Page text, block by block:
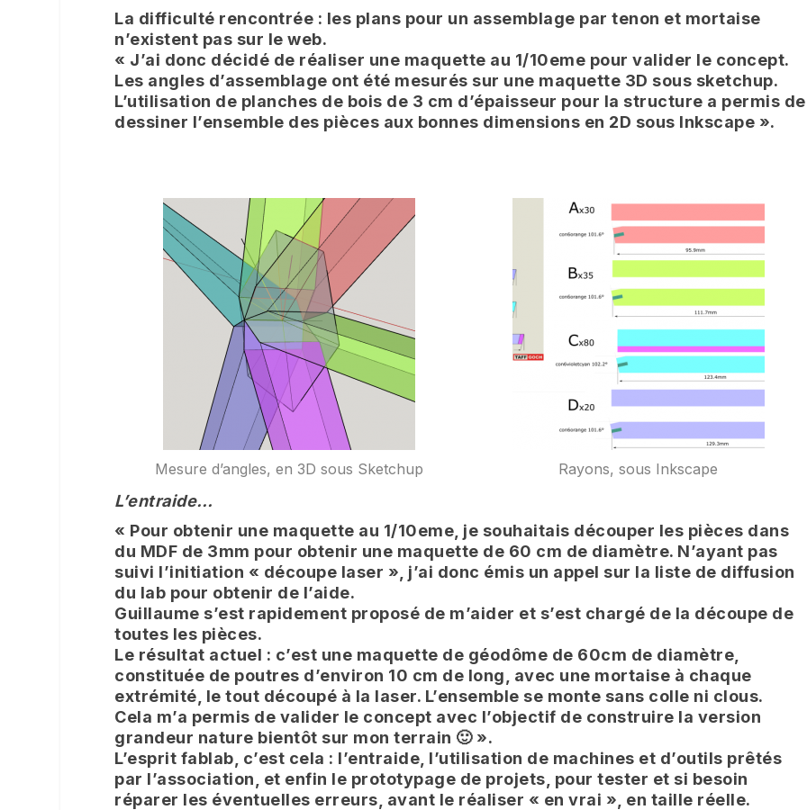
La difficulté rencontrée : les plans pour un assemblage par tenon et mortaise
n’existent pas sur le web.
« J’ai donc décidé de réaliser une maquette au 1/10eme pour valider le concept.
Les angles d’assemblage ont été mesurés sur une maquette 3D sous sketchup.
L’utilisation de planches de bois de 3 cm d’épaisseur pour la structure a permis de
dessiner l’ensemble des pièces aux bonnes dimensions en 2D sous Inkscape ».
Mesure d’angles, en 3D sous Sketchup Rayons, sous Inkscape
L’entraide…
« Pour obtenir une maquette au 1/10eme, je souhaitais découper les pièces dans
du MDF de 3mm pour obtenir une maquette de 60 cm de diamètre. N’ayant pas
suivi l’initiation « découpe laser », j’ai donc émis un appel sur la liste de diffusion
du lab pour obtenir de l’aide.
Guillaume s’est rapidement proposé de m’aider et s’est chargé de la découpe de
toutes les pièces.
Le résultat actuel : c’est une maquette de géodôme de 60cm de diamètre,
constituée de poutres d’environ 10 cm de long, avec une mortaise à chaque
extrémité, le tout découpé à la laser. L’ensemble se monte sans colle ni clous.
Cela m’a permis de valider le concept avec l’objectif de construire la version
grandeur nature bientôt sur mon terrain 🙂 ».
L’esprit fablab, c’est cela : l’entraide, l’utilisation de machines et d’outils prêtés
par l’association, et enfin le prototypage de projets, pour tester et si besoin
réparer les éventuelles erreurs, avant le réaliser « en vrai », en taille réelle.